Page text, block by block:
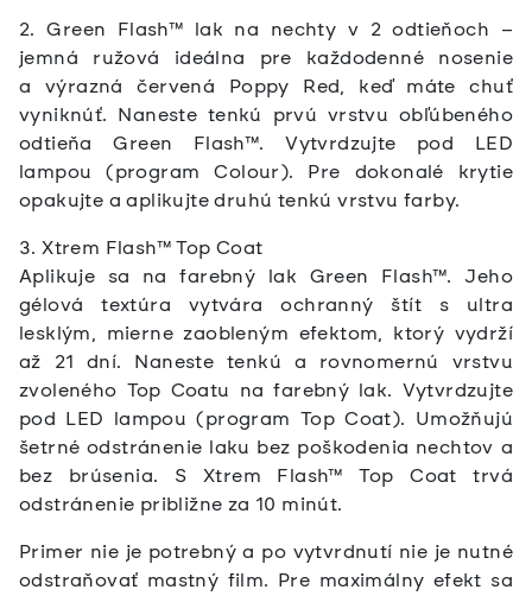
2. Green Flash™ lak na nechty v 2 odtieňoch –
jemná ružová ideálna pre každodenné nosenie
a výrazná červená Poppy Red, keď máte chuť
vyniknúť. Naneste tenkú prvú vrstvu obľúbeného
odtieňa Green Flash™. Vytvrdzujte pod LED
lampou (program Colour). Pre dokonalé krytie
opakujte a aplikujte druhú tenkú vrstvu farby.
3. Xtrem Flash™ Top Coat
Aplikuje sa na farebný lak Green Flash™. Jeho
gélová textúra vytvára ochranný štít s ultra
lesklým, mierne zaobleným efektom, ktorý vydrží
až 21 dní. Naneste tenkú a rovnomernú vrstvu
zvoleného Top Coatu na farebný lak. Vytvrdzujte
pod LED lampou (program Top Coat). Umožňujú
šetrné odstránenie laku bez poškodenia nechtov a
bez brúsenia. S Xtrem Flash™ Top Coat trvá
odstránenie približne za 10 minút.
Primer nie je potrebný a po vytvrdnutí nie je nutné
odstraňovať mastný film. Pre maximálny efekt sa